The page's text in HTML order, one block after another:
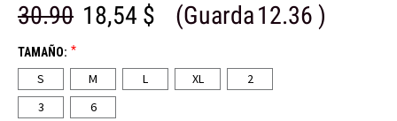
30.90 18,54 $ (Guarda12.36 )
TAMAÑO: *
S M L XL
2
3
6